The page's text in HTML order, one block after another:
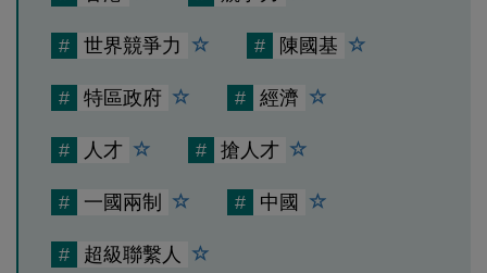
# 世界競爭力 # 陳國基
# 特區政府 # 經濟
# 人才 # 搶人才
# 一國兩制 # 中國
# 超級聯繫人